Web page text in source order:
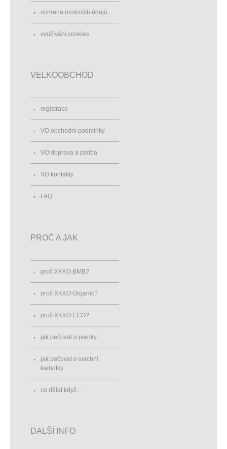
ochrana osobních údajů
využívání cookies
VELKOOBCHOD
registrace
VO obchodní podmínky
VO doprava a platba
VO kontakty
FAQ
PROČ A JAK
proč XKKO BMB?
proč XKKO Organic?
proč XKKO ECO?
jak pečovat o plenky
jak pečovat o svrchní
kalhotky
co dělat když...
DALŠÍ INFO